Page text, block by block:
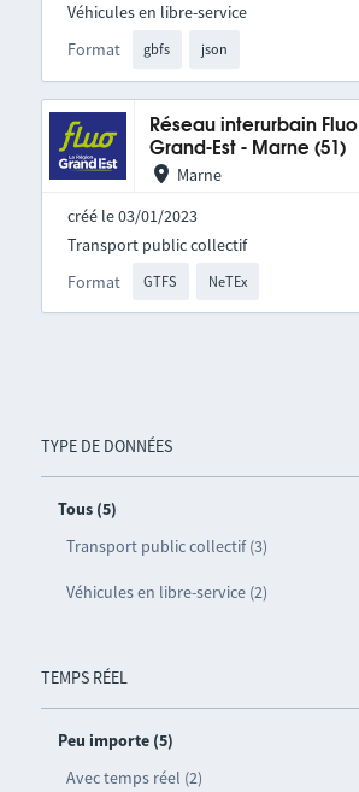
TYPE DE DONNÉES
Tous (5)
Transport public collectif (3)
Véhicules en libre-service (2)
TEMPS RÉEL
Peu importe (5)
Avec temps réel (2)
Format gbfs json
Véhicules en libre-service
Réseau interurbain Fluo
Grand-Est - Marne (51)
Marne
créé le 03/01/2023
Format GTFS NeTEx
Transport public collectif